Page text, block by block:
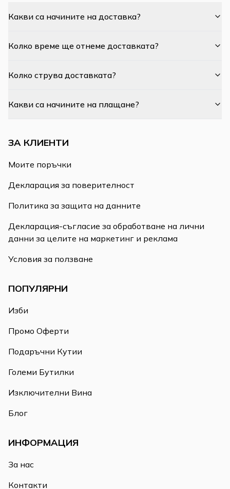
Какви са начините на доставка?
Колко време ще отнеме доставката?
Колко струва доставката?
Какви са начините на плащане?
ЗА КЛИЕНТИ
Моите поръчки
Декларация за поверителност
Политика за защита на данните
Декларация-съгласие за обработване на лични
данни за целите на маркетинг и реклама
Условия за ползване
ПОПУЛЯРНИ
Изби
Промо Оферти
Подаръчни Кутии
Големи Бутилки
Изключителни Вина
Блог
ИНФОРМАЦИЯ
За нас
Контакти